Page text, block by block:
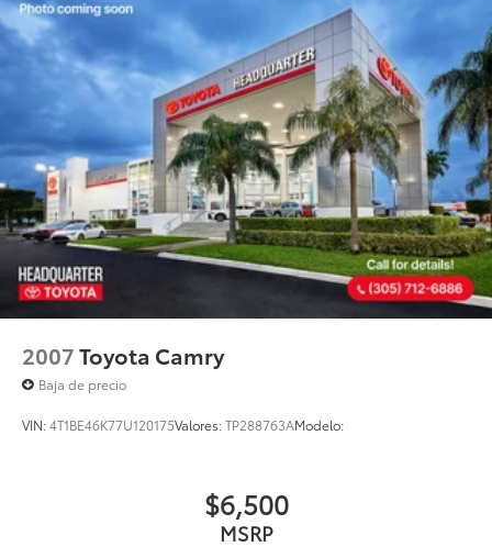
information presented, no guarantee is made
regarding the completeness or accuracy of vehicle
descriptions, pricing, specifications, incentives,
vehicle history, mileage, or other information
displayed on this website.
2007Toyota Camry
Baja de precio
VIN:4T1BE46K77U120175Valores:TP288763AModelo:
$6,500
MSRP